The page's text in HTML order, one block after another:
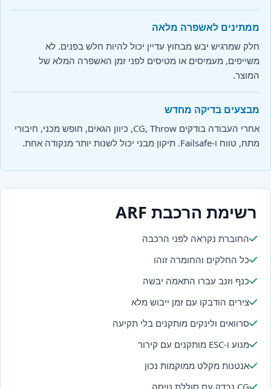
ממתינים לאשפרה מלאה
חלק שמרגיש יבש מבחוץ עדיין יכול להיות חלש בפנים. לא
משייפים, מעמיסים או מטיסים לפני זמן האשפרה המלא של
המוצר.
מבצעים בדיקה מחדש
אחרי העבודה בודקים CG, Throw, כיוון הגאים, חופש מכני, חיבורי
מתח, טווח ו-Failsafe. תיקון מבני יכול לשנות יותר מנקודה אחת.
רשימת הרכבת ARF
החוברת נקראה לפני הרכבה
כל החלקים והחומרה זוהו
כנף וזנב עברו התאמה יבשה
צירים הודבקו עם זמן ייבוש מלא
סרוואים ולינקים מותקנים בלי תקיעה
מנוע ו-ESC מותקנים עם קירור
אנטנות מקלט ממוקמות נכון